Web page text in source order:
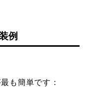
例
も簡単です：